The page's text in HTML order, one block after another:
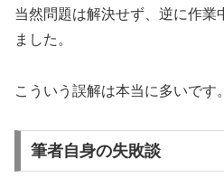
当然問題は解決せず、逆に作業
ました。
こういう誤解は本当に多いです。
筆者自身の失敗談